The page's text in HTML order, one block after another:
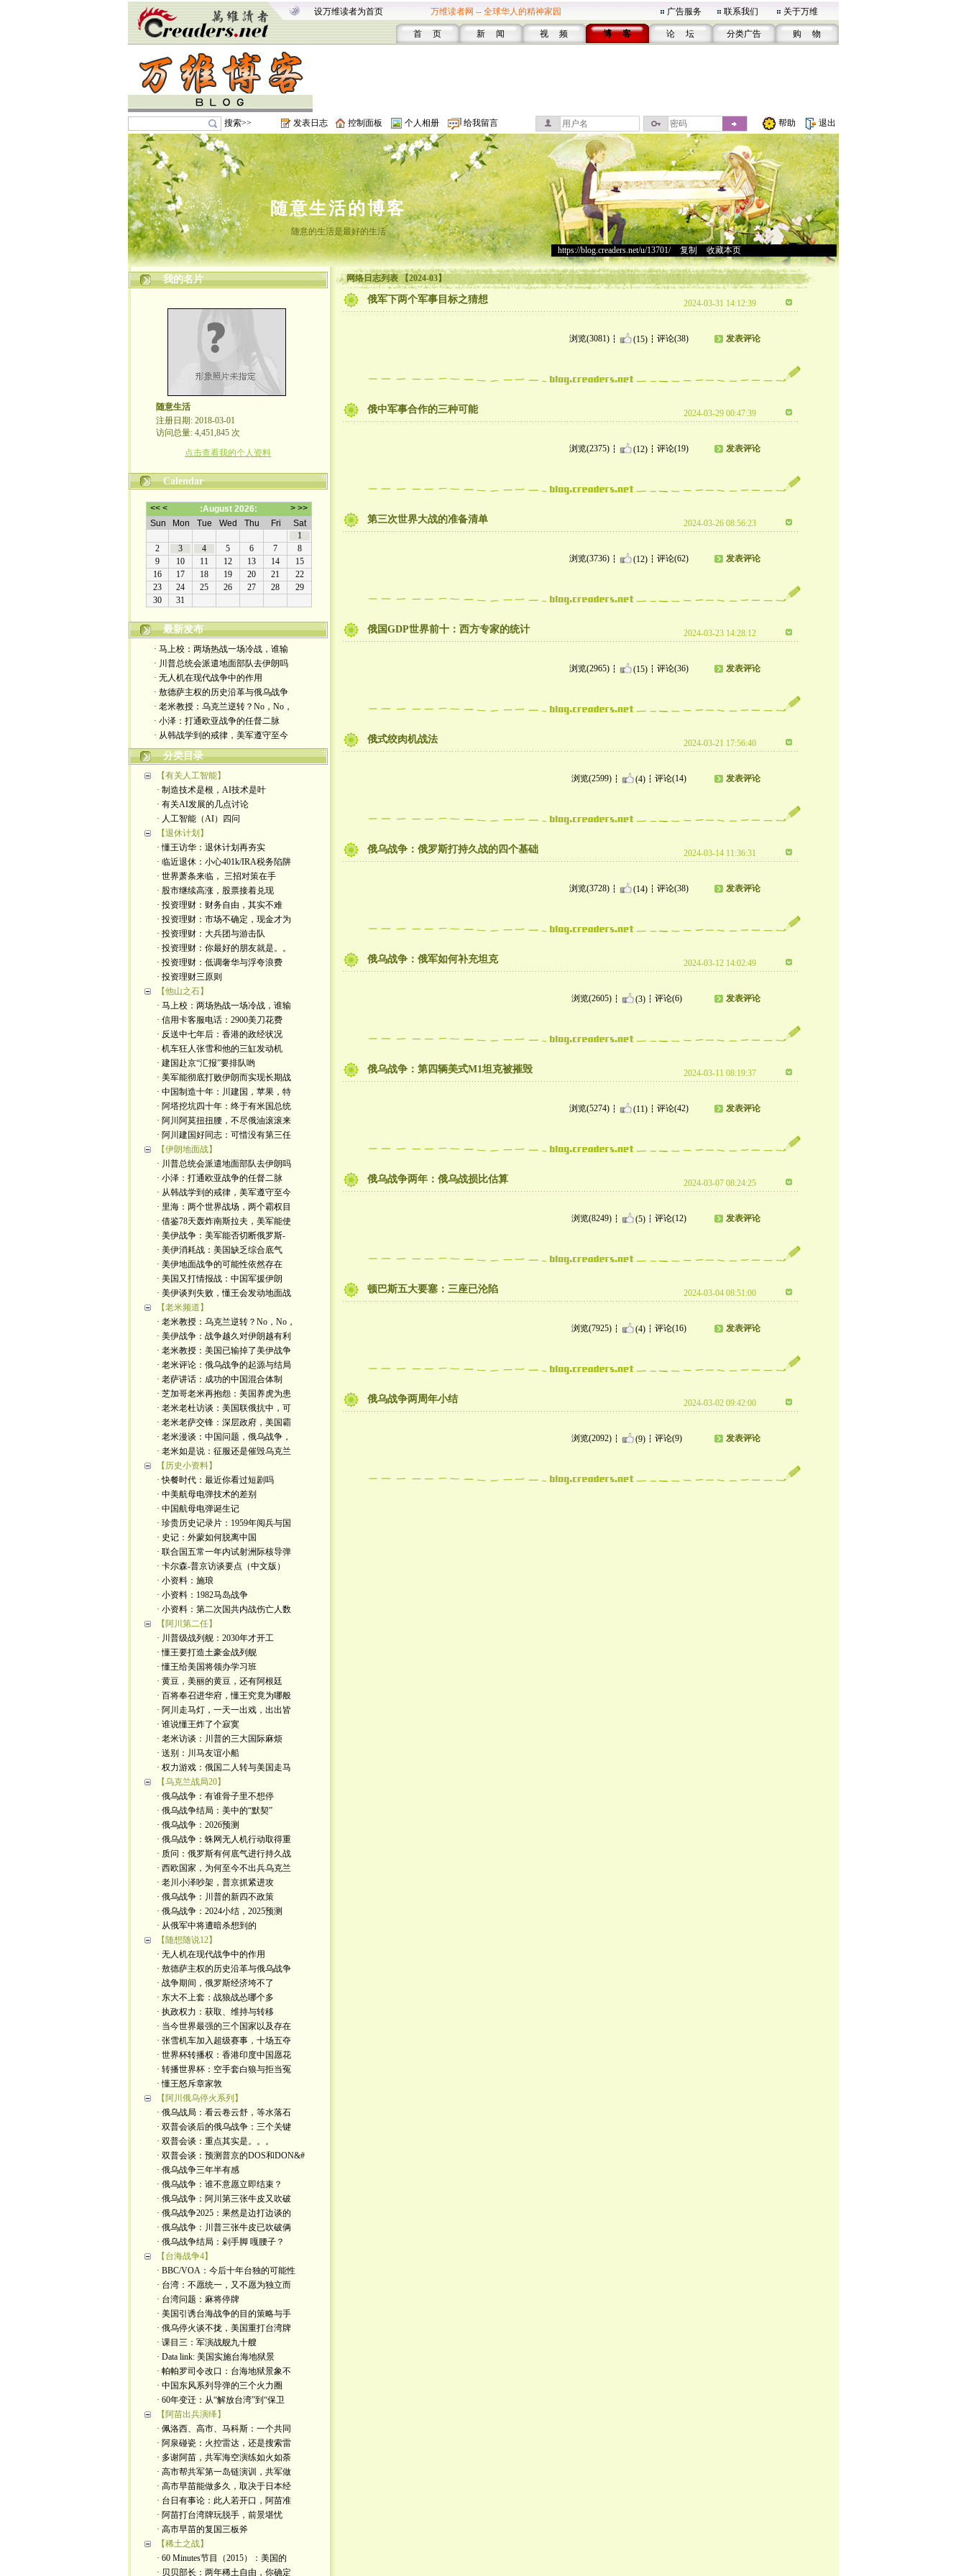
设万维读者为首页 万维读者网 -- 全球华人的精神家园 广告服务 联系我们 关于万维
首 页 新 闻 视 频 博 客 论 坛 分类广告 购 物
搜索>> 发表日志 控制面板 个人相册 给我留言 帮助 退出
随意生活的博客
随意的生活是最好的生活
https://blog.creaders.net/u/13701/> 复制 收藏本页
我的名片
随意生活
注册日期: 2018-03-01
访问总量: 4,451,845 次
点击查看我的个人资料
Calendar
最新发布
· 马上校：两场热战一场冷战，谁输
· 川普总统会派遣地面部队去伊朗吗
· 无人机在现代战争中的作用
· 敖德萨主权的历史沿革与俄乌战争
· 老米教授：乌克兰逆转？No，No，
· 小泽：打通欧亚战争的任督二脉
· 从韩战学到的戒律，美军遵守至今
分类目录
【有关人工智能】
· 制造技术是根，AI技术是叶
· 有关AI发展的几点讨论
· 人工智能（AI）四问
【退休计划】
· 懂王访华：退休计划再夯实
· 临近退休：小心401k/IRA税务陷阱
· 世界萧条来临， 三招对策在手
· 股市继续高涨，股票接着兑现
· 投资理财：财务自由，其实不难
· 投资理财：市场不确定，现金才为
· 投资理财：大兵团与游击队
· 投资理财：你最好的朋友就是。。
· 投资理财：低调奢华与浮夸浪费
· 投资理财三原则
【他山之石】
· 马上校：两场热战一场冷战，谁输
· 信用卡客服电话：2900美刀花费
· 反送中七年后：香港的政经状况
· 机车狂人张雪和他的三缸发动机
· 建国赴京“汇报”要排队哟
· 美军能彻底打败伊朗而实现长期战
· 中国制造十年：川建国，苹果，特
· 阿塔挖坑四十年：终于有米国总统
· 阿川阿莫扭扭腰，不尽俄油滚滚来
· 阿川建国好同志：可惜没有第三任
【伊朗地面战】
· 川普总统会派遣地面部队去伊朗吗
· 小泽：打通欧亚战争的任督二脉
· 从韩战学到的戒律，美军遵守至今
· 里海：两个世界战场，两个霸权目
· 借鉴78天轰炸南斯拉夫，美军能使
· 美伊战争：美军能否切断俄罗斯-
· 美伊消耗战：美国缺乏综合底气
· 美伊地面战争的可能性依然存在
· 美国又打情报战：中国军援伊朗
· 美伊谈判失败，懂王会发动地面战
【老米频道】
· 老米教授：乌克兰逆转？No，No，
· 美伊战争：战争越久对伊朗越有利
· 老米教授：美国已输掉了美伊战争
· 老米评论：俄乌战争的起源与结局
· 老萨讲话：成功的中国混合体制
· 芝加哥老米再抱怨：美国养虎为患
· 老米老杜访谈：美国联俄抗中，可
· 老米老萨交锋：深层政府，美国霸
· 老米漫谈：中国问题，俄乌战争，
· 老米如是说：征服还是催毁乌克兰
【历史小资料】
· 快餐时代：最近你看过短剧吗
· 中美航母电弹技术的差别
· 中国航母电弹诞生记
· 珍贵历史记录片：1959年阅兵与国
· 史记：外蒙如何脱离中国
· 联合国五常一年内试射洲际核导弹
· 卡尔森-普京访谈要点（中文版）
· 小资料：施琅
· 小资料：1982马岛战争
· 小资料：第二次国共内战伤亡人数
【阿川第二任】
· 川普级战列舰：2030年才开工
· 懂王要打造土豪金战列舰
· 懂王给美国将领办学习班
· 黄豆，美丽的黄豆，还有阿根廷
· 百将奉召进华府，懂王究竟为哪般
· 阿川走马灯，一天一出戏，出出皆
· 谁说懂王炸了个寂寞
· 老米访谈：川普的三大国际麻烦
· 送别：川马友谊小船
· 权力游戏：俄国二人转与美国走马
【乌克兰战局20】
· 俄乌战争：有谁骨子里不想停
· 俄乌战争结局：美中的“默契”
· 俄乌战争：2026预测
· 俄乌战争：蛛网无人机行动取得重
· 质问：俄罗斯有何底气进行持久战
· 西欧国家，为何至今不出兵乌克兰
· 老川小泽吵架，普京抓紧进攻
· 俄乌战争：川普的新四不政策
· 俄乌战争：2024小结，2025预测
· 从俄军中将遭暗杀想到的
【随想随说12】
· 无人机在现代战争中的作用
· 敖德萨主权的历史沿革与俄乌战争
· 战争期间，俄罗斯经济垮不了
· 东大不上套：战狼战怂哪个多
· 执政权力：获取、维持与转移
· 当今世界最强的三个国家以及存在
· 张雪机车加入超级赛事，十场五夺
· 世界杯转播权：香港印度中国愿花
· 转播世界杯：空手套白狼与拒当冤
· 懂王怒斥章家敦
【阿川俄乌停火系列】
· 俄乌战局：看云卷云舒，等水落石
· 双普会谈后的俄乌战争：三个关键
· 双普会谈：重点其实是。。。
· 双普会谈：预测普京的DOS和DON&#
· 俄乌战争三年半有感
· 俄乌战争：谁不意愿立即结束？
· 俄乌战争：阿川第三张牛皮又吹破
· 俄乌战争2025：果然是边打边谈的
· 俄乌战争：川普三张牛皮已吹破俩
· 俄乌战争结局：剁手脚 嘎腰子？
【台海战争4】
· BBC/VOA：今后十年台独的可能性
· 台湾：不愿统一，又不愿为独立而
· 台湾问题：麻将停牌
· 美国引诱台海战争的目的策略与手
· 俄乌停火谈不拢，美国重打台湾牌
· 课目三：军演战舰九十艘
· Data link: 美国实施台海地狱景
· 帕帕罗司令改口：台海地狱景象不
· 中国东风系列导弹的三个火力圈
· 60年变迁：从“解放台湾”到“保卫
【阿苗出兵演绎】
· 佩洛西、高市、马科斯：一个共同
· 阿泉碰瓷：火控雷达，还是搜索雷
· 多谢阿苗，共军海空演练如火如荼
· 高市帮共军第一岛链演训，共军做
· 高市早苗能做多久，取决于日本经
· 台日有事论：此人若开口，阿苗准
· 阿苗打台湾牌玩脱手，前景堪忧
· 高市早苗的复国三板斧
【稀土之战】
· 60 Minutes节目（2015）：美国的
· 贝贝部长：两年稀土自由，你确定
网络日志列表 【2024-03】
俄军下两个军事目标之猜想 2024-03-31 14:12:39
浏览(3081) (15) 评论(38) 发表评论
俄中军事合作的三种可能 2024-03-29 00:47:39
浏览(2375) (12) 评论(19) 发表评论
第三次世界大战的准备清单 2024-03-26 08:56:23
浏览(3736) (12) 评论(62) 发表评论
俄国GDP世界前十：西方专家的统计 2024-03-23 14:28:12
浏览(2965) (15) 评论(36) 发表评论
俄式绞肉机战法 2024-03-21 17:56:40
浏览(2599) (4) 评论(14) 发表评论
俄乌战争：俄罗斯打持久战的四个基础 2024-03-14 11:36:31
浏览(3728) (14) 评论(38) 发表评论
俄乌战争：俄军如何补充坦克 2024-03-12 14:02:49
浏览(2605) (3) 评论(6) 发表评论
俄乌战争：第四辆美式M1坦克被摧毁 2024-03-11 08:19:37
浏览(5274) (11) 评论(42) 发表评论
俄乌战争两年：俄乌战损比估算 2024-03-07 08:24:25
浏览(8249) (5) 评论(12) 发表评论
顿巴斯五大要塞：三座已沦陷 2024-03-04 08:51:00
浏览(7925) (4) 评论(16) 发表评论
俄乌战争两周年小结 2024-03-02 09:42:00
浏览(2092) (9) 评论(9) 发表评论